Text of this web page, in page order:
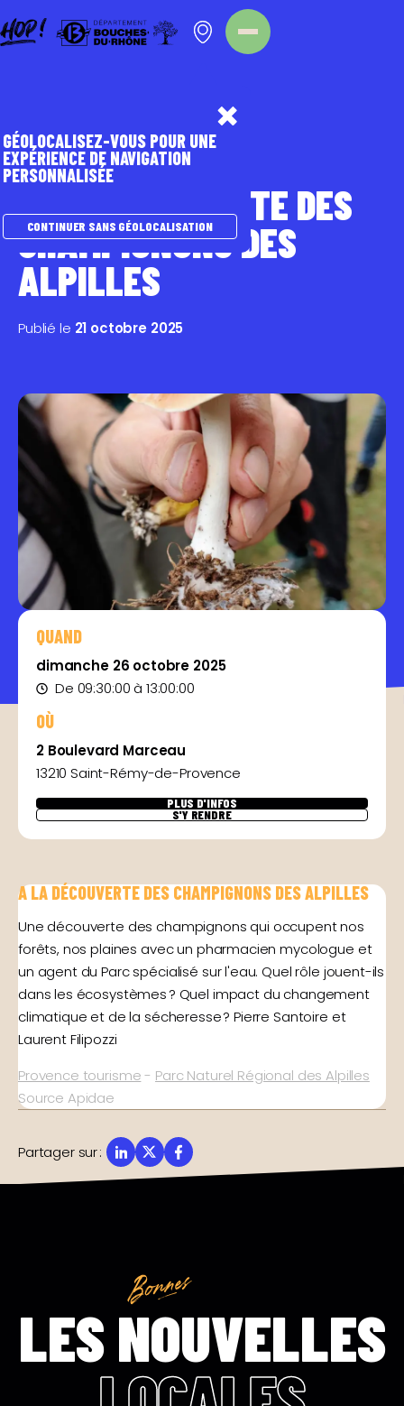
A LA DÉCOUVERTE DES
CHAMPIGNONS DES
ALPILLES
Nos évènements
Publié le 21 octobre 2025
QUAND
dimanche 26 octobre 2025
De 09:30:00 à 13:00:00
OÙ
2 Boulevard Marceau
13210 Saint-Rémy-de-Provence
PLUS D'INFOS
S'Y RENDRE
A LA DÉCOUVERTE DES CHAMPIGNONS DES ALPILLES
Une découverte des champignons qui occupent nos
forêts, nos plaines avec un pharmacien mycologue et
un agent du Parc spécialisé sur l'eau. Quel rôle jouent-ils
dans les écosystèmes ? Quel impact du changement
climatique et de la sécheresse ? Pierre Santoire et
Laurent Filipozzi
Provence tourisme- Parc Naturel Régional des Alpilles
Source Apidae
Partager sur:
LES NOUVELLES
GÉOLOCALISEZ-VOUS POUR UNE
EXPÉRIENCE DE NAVIGATION
PERSONNALISÉE
CONTINUER SANS GÉOLOCALISATION